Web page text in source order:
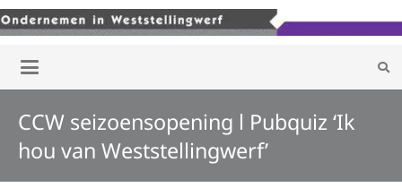
CCW seizoensopening l Pubquiz ‘Ik
hou van Weststellingwerf’